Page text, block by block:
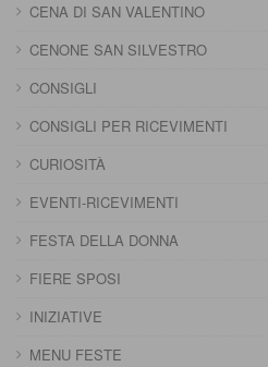
CENA DI SAN VALENTINO
CENONE SAN SILVESTRO
CONSIGLI
CONSIGLI PER RICEVIMENTI
CURIOSITÀ
EVENTI-RICEVIMENTI
FESTA DELLA DONNA
FIERE SPOSI
INIZIATIVE
MENU FESTE